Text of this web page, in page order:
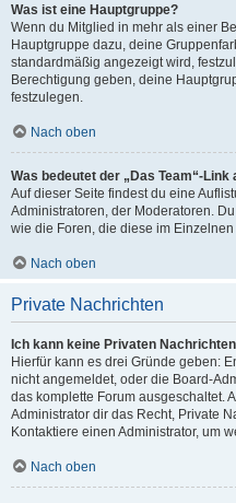
Was ist eine Hauptgruppe?
Wenn du Mitglied in mehr als einer
Hauptgruppe dazu, deine
standardmäßig angezeigt wird,
Berechtigung geben, deine
festzulegen.
Nach oben
Was bedeutet der „Das Team“-
Auf dieser Seite findest du eine
Administratoren, der Moderatoren.
wie die Foren, die diese im
Nach oben
Private Nachrichten
Ich kann keine Privaten
Hierfür kann es drei Gründe geben:
nicht angemeldet, oder die Board-
das komplette Forum ausgeschaltet.
Administrator dir das Recht, Private
Kontaktiere einen Administrator, um
Nach oben